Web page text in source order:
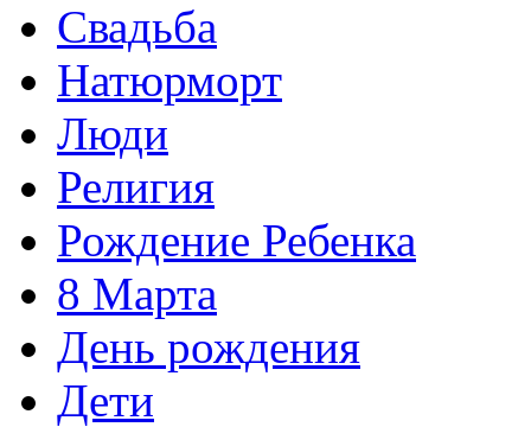
Свадьба
Натюрморт
Люди
Религия
Рождение Ребенка
8 Марта
День рождения
Дети